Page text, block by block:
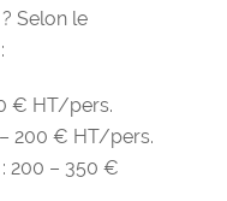
Selon le
€ HT/pers.
200 € HT/pers.
200 – 350 €